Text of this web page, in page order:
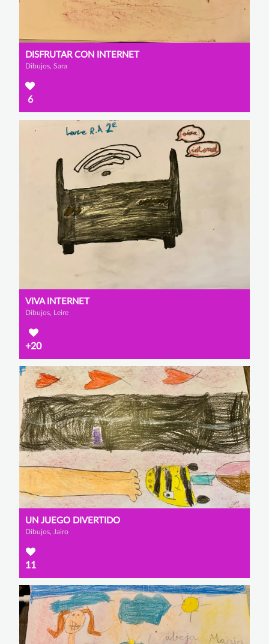
DISFRUTAR CON INTERNET
Dibujos, Sara
6
VIVA INTERNET
Dibujos, Leire
+20
UN JUEGO DIVERTIDO
Dibujos, Jairo
11